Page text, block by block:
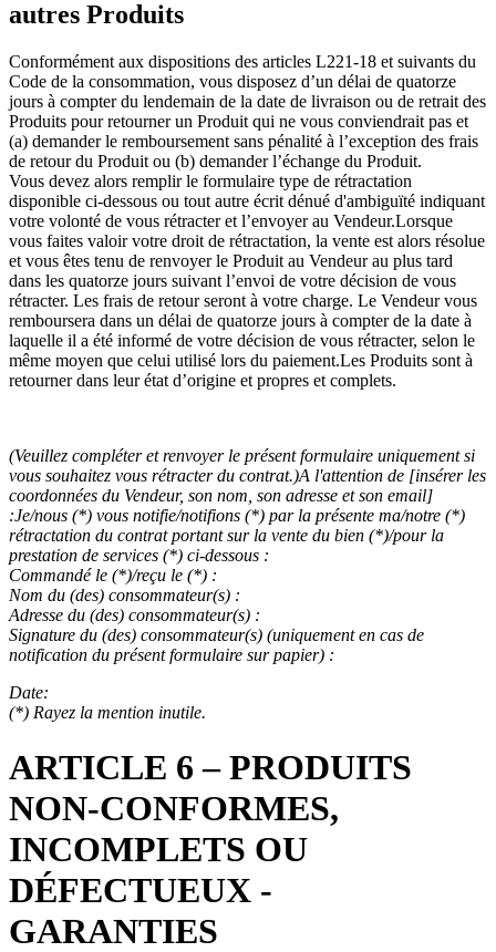
autres Produits
Conformément aux dispositions des articles L221-18 et suivants du
Code de la consommation, vous disposez d’un délai de quatorze
jours à compter du lendemain de la date de livraison ou de retrait des
Produits pour retourner un Produit qui ne vous conviendrait pas et
(a) demander le remboursement sans pénalité à l’exception des frais
de retour du Produit ou (b) demander l’échange du Produit.
Vous devez alors remplir le formulaire type de rétractation
disponible ci-dessous ou tout autre écrit dénué d'ambiguïté indiquant
votre volonté de vous rétracter et l’envoyer au Vendeur.Lorsque
vous faites valoir votre droit de rétractation, la vente est alors résolue
et vous êtes tenu de renvoyer le Produit au Vendeur au plus tard
dans les quatorze jours suivant l’envoi de votre décision de vous
rétracter. Les frais de retour seront à votre charge. Le Vendeur vous
remboursera dans un délai de quatorze jours à compter de la date à
laquelle il a été informé de votre décision de vous rétracter, selon le
même moyen que celui utilisé lors du paiement.Les Produits sont à
retourner dans leur état d’origine et propres et complets.
(Veuillez compléter et renvoyer le présent formulaire uniquement si
vous souhaitez vous rétracter du contrat.)A l'attention de [insérer les
coordonnées du Vendeur, son nom, son adresse et son email]
:Je/nous (*) vous notifie/notifions (*) par la présente ma/notre (*)
rétractation du contrat portant sur la vente du bien (*)/pour la
prestation de services (*) ci-dessous :
Commandé le (*)/reçu le (*) :
Nom du (des) consommateur(s) :
Adresse du (des) consommateur(s) :
Signature du (des) consommateur(s) (uniquement en cas de
notification du présent formulaire sur papier) :
Date:
(*) Rayez la mention inutile.
ARTICLE 6 – PRODUITS
NON-CONFORMES,
INCOMPLETS OU
DÉFECTUEUX -
GARANTIES